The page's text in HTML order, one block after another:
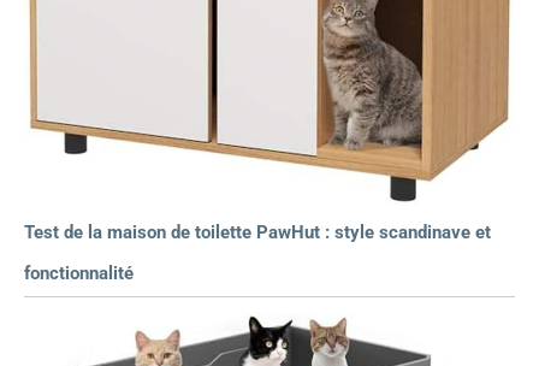
Test de la maison de toilette PawHut : style scandinave et
fonctionnalité